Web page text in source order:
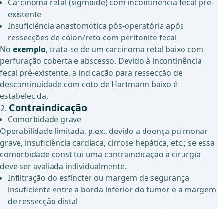
Carcinoma retal (sigmoide) com incontinência fecal pré-
existente
Insuficiência anastomótica pós-operatória após
ressecções de cólon/reto com peritonite fecal
No exemplo, trata-se de um carcinoma retal baixo com
perfuração coberta e abscesso. Devido à incontinência
fecal pré-existente, a indicação para ressecção de
descontinuidade com coto de Hartmann baixo é
estabelecida.
Contraindicação
Comorbidade grave
Operabilidade limitada, p.ex., devido a doença pulmonar
grave, insuficiência cardíaca, cirrose hepática, etc.; se essa
comorbidade constitui uma contraindicação à cirurgia
deve ser avaliada individualmente.
Infiltração do esfíncter ou margem de segurança
insuficiente entre a borda inferior do tumor e a margem
de ressecção distal